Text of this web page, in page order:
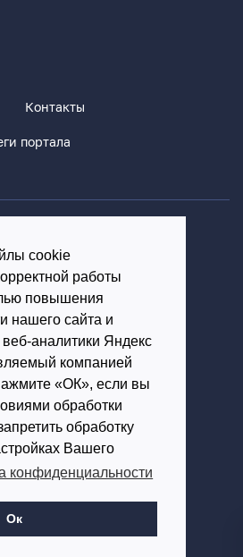
cookie
работы
повышения
нашего сайта и
аналитики Яндекс
компанией
«ОК», если вы
обработки
обработку
Вашего
конфиденциальности
Ок
Контакты
портала
персональных данных
возможно только с
администрации портала